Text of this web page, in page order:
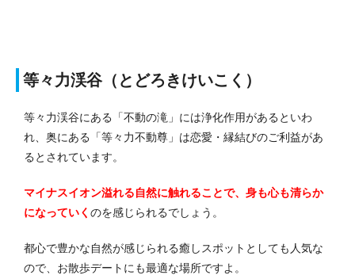
等々力渓谷（とどろきけいこく）
等々力渓谷にある「不動の滝」には浄化作用があるといわ
れ、奥にある「等々力不動尊」は恋愛・縁結びのご利益があ
るとされています。
マイナスイオン溢れる自然に触れることで、身も心も清らか
になっていく のを感じられるでしょう。
都心で豊かな自然が感じられる癒しスポットとしても人気な
ので、お散歩デートにも最適な場所ですよ。